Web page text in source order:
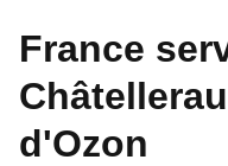
France
d'Ozon